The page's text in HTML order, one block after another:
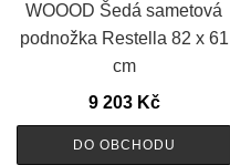
WOOOD Šedá sametová
podnožka Restella 82 x 61
cm
9 203 Kč
DO OBCHODU